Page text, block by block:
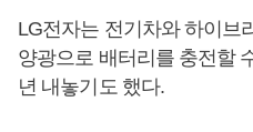
LG전자는 전기차와 하이브
양광으로 배터리를 충전할
년 내놓기도 했다.